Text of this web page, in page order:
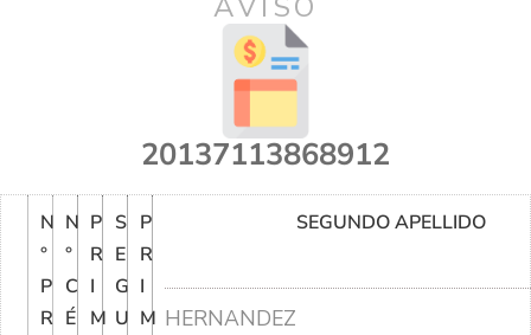
20137113868912
N
°
P
R
N
°
C
É
P
R
I
M
S
E
G
U
P
R
I
M
SEGUNDO APELLIDO
HERNANDEZ